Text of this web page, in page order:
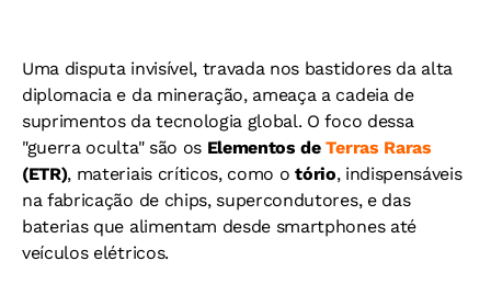
Uma disputa invisível, travada nos bastidores da alta
diplomacia e da mineração, ameaça a cadeia de
suprimentos da tecnologia global. O foco dessa
"guerra oculta" são os Elementos deTerras Raras
(ETR), materiais críticos, como otório, indispensáveis
na fabricação de chips, supercondutores, e das
baterias que alimentam desde smartphones até
veículos elétricos.